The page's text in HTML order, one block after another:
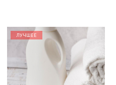
ЛУЧШЕЕ